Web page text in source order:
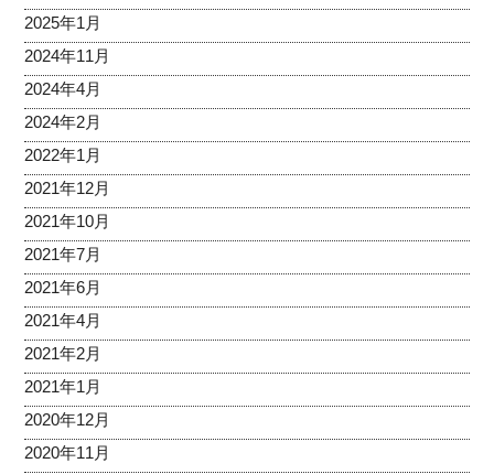
2025年1月
2024年11月
2024年4月
2024年2月
2022年1月
2021年12月
2021年10月
2021年7月
2021年6月
2021年4月
2021年2月
2021年1月
2020年12月
2020年11月